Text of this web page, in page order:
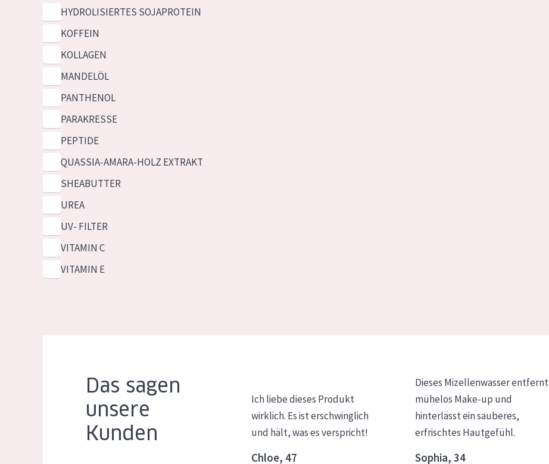
HYDROLISIERTES SOJAPROTEIN
KOFFEIN
KOLLAGEN
MANDELÖL
PANTHENOL
PARAKRESSE
PEPTIDE
QUASSIA-AMARA-HOLZ EXTRAKT
SHEABUTTER
UREA
UV- FILTER
VITAMIN C
VITAMIN E
Das sagen
unsere
Kunden
Ich liebe dieses Produkt
wirklich. Es ist erschwinglich
und hält, was es verspricht!
Chloe, 47
Dieses Mizellenwasser entfernt
mühelos Make-up und
hinterlässt ein sauberes,
erfrischtes Hautgefühl.
Sophia, 34